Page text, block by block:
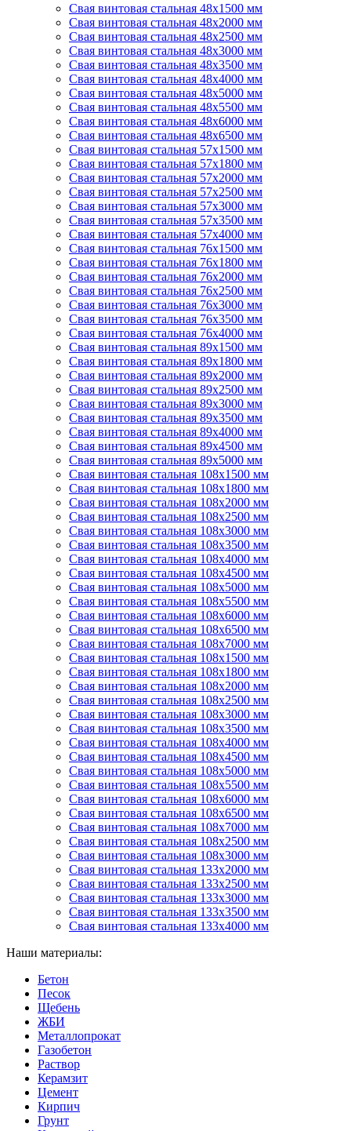
Свая винтовая стальная 48х1500 мм
Свая винтовая стальная 48х2000 мм
Свая винтовая стальная 48х2500 мм
Свая винтовая стальная 48х3000 мм
Свая винтовая стальная 48х3500 мм
Свая винтовая стальная 48х4000 мм
Свая винтовая стальная 48х5000 мм
Свая винтовая стальная 48х5500 мм
Свая винтовая стальная 48х6000 мм
Свая винтовая стальная 48х6500 мм
Свая винтовая стальная 57х1500 мм
Свая винтовая стальная 57х1800 мм
Свая винтовая стальная 57х2000 мм
Свая винтовая стальная 57х2500 мм
Свая винтовая стальная 57х3000 мм
Свая винтовая стальная 57х3500 мм
Свая винтовая стальная 57х4000 мм
Свая винтовая стальная 76х1500 мм
Свая винтовая стальная 76х1800 мм
Свая винтовая стальная 76х2000 мм
Свая винтовая стальная 76х2500 мм
Свая винтовая стальная 76х3000 мм
Свая винтовая стальная 76х3500 мм
Свая винтовая стальная 76х4000 мм
Свая винтовая стальная 89х1500 мм
Свая винтовая стальная 89х1800 мм
Свая винтовая стальная 89х2000 мм
Свая винтовая стальная 89х2500 мм
Свая винтовая стальная 89х3000 мм
Свая винтовая стальная 89х3500 мм
Свая винтовая стальная 89х4000 мм
Свая винтовая стальная 89х4500 мм
Свая винтовая стальная 89х5000 мм
Свая винтовая стальная 108х1500 мм
Свая винтовая стальная 108х1800 мм
Свая винтовая стальная 108х2000 мм
Свая винтовая стальная 108х2500 мм
Свая винтовая стальная 108х3000 мм
Свая винтовая стальная 108х3500 мм
Свая винтовая стальная 108х4000 мм
Свая винтовая стальная 108х4500 мм
Свая винтовая стальная 108х5000 мм
Свая винтовая стальная 108х5500 мм
Свая винтовая стальная 108х6000 мм
Свая винтовая стальная 108х6500 мм
Свая винтовая стальная 108х7000 мм
Свая винтовая стальная 108х1500 мм
Свая винтовая стальная 108х1800 мм
Свая винтовая стальная 108х2000 мм
Свая винтовая стальная 108х2500 мм
Свая винтовая стальная 108х3000 мм
Свая винтовая стальная 108х3500 мм
Свая винтовая стальная 108х4000 мм
Свая винтовая стальная 108х4500 мм
Свая винтовая стальная 108х5000 мм
Свая винтовая стальная 108х5500 мм
Свая винтовая стальная 108х6000 мм
Свая винтовая стальная 108х6500 мм
Свая винтовая стальная 108х7000 мм
Свая винтовая стальная 108х2500 мм
Свая винтовая стальная 108х3000 мм
Свая винтовая стальная 133х2000 мм
Свая винтовая стальная 133х2500 мм
Свая винтовая стальная 133х3000 мм
Свая винтовая стальная 133х3500 мм
Свая винтовая стальная 133х4000 мм
Наши материалы:
Бетон
Песок
Щебень
ЖБИ
Металлопрокат
Газобетон
Раствор
Керамзит
Цемент
Кирпич
Грунт